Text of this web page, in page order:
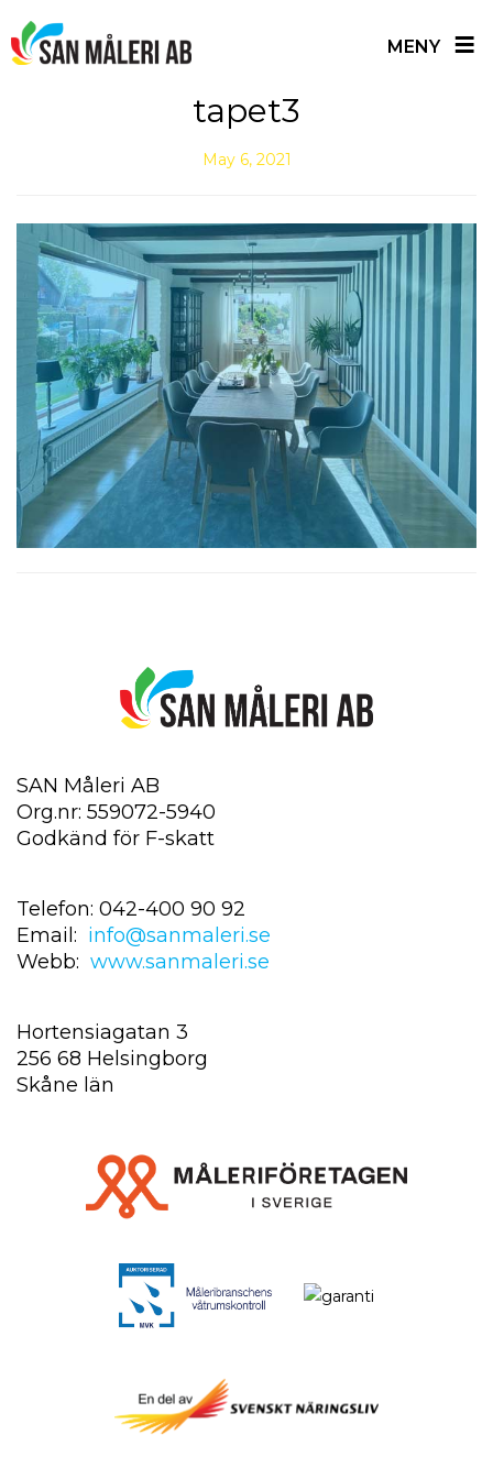
MENY ≡
tapet3
May 6, 2021
SAN Måleri AB
Org.nr: 559072-5940
Godkänd för F-skatt
Telefon: 042-400 90 92
Email: info@sanmaleri.se
Webb: www.sanmaleri.se
Hortensiagatan 3
256 68 Helsingborg
Skåne län